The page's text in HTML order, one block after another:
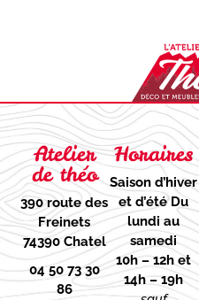
Atelier
de théo
390 route des
Freinets
74390 Chatel
04 50 73 30
86
Horaires
Saison d’hiver
et d’étéDu
lundi au
samedi
10h – 12h et
14h – 19h